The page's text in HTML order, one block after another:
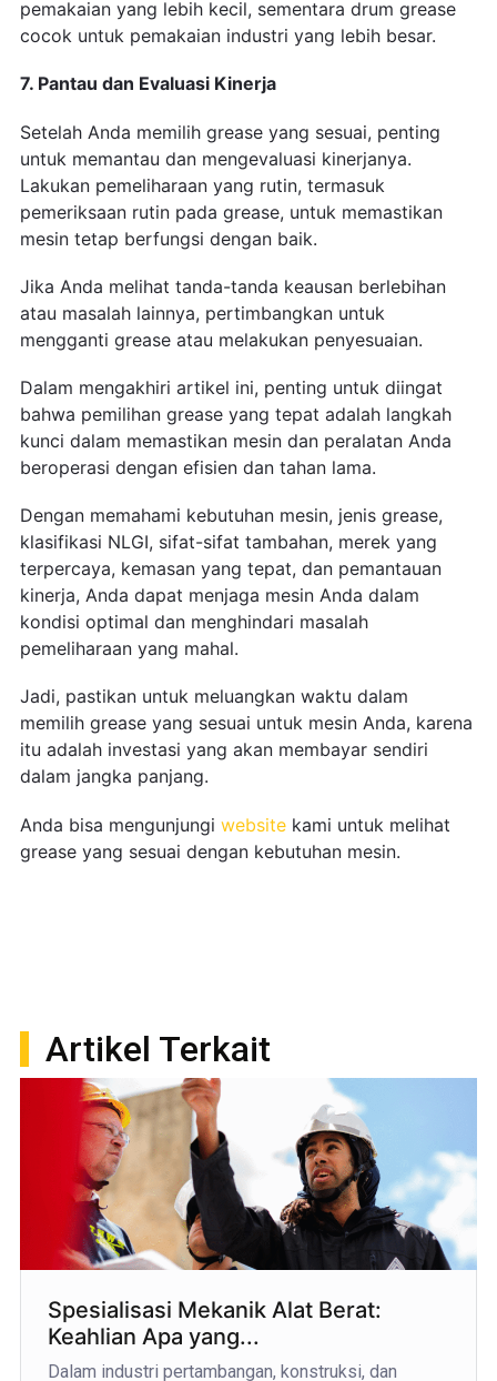
pemakaian yang lebih kecil, sementara drum grease
cocok untuk pemakaian industri yang lebih besar.
7. Pantau dan Evaluasi Kinerja
Setelah Anda memilih grease yang sesuai, penting
untuk memantau dan mengevaluasi kinerjanya.
Lakukan pemeliharaan yang rutin, termasuk
pemeriksaan rutin pada grease, untuk memastikan
mesin tetap berfungsi dengan baik.
Jika Anda melihat tanda-tanda keausan berlebihan
atau masalah lainnya, pertimbangkan untuk
mengganti grease atau melakukan penyesuaian.
Dalam mengakhiri artikel ini, penting untuk diingat
bahwa pemilihan grease yang tepat adalah langkah
kunci dalam memastikan mesin dan peralatan Anda
beroperasi dengan efisien dan tahan lama.
Dengan memahami kebutuhan mesin, jenis grease,
klasifikasi NLGI, sifat-sifat tambahan, merek yang
terpercaya, kemasan yang tepat, dan pemantauan
kinerja, Anda dapat menjaga mesin Anda dalam
kondisi optimal dan menghindari masalah
pemeliharaan yang mahal.
Jadi, pastikan untuk meluangkan waktu dalam
memilih grease yang sesuai untuk mesin Anda, karena
itu adalah investasi yang akan membayar sendiri
dalam jangka panjang.
Anda bisa mengunjungi websitekami untuk melihat
grease yang sesuai dengan kebutuhan mesin.
Artikel Terkait
Spesialisasi Mekanik Alat Berat:
Keahlian Apa yang...
Dalam industri pertambangan, konstruksi, dan